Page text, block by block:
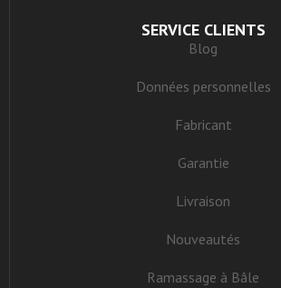
SERVICE CLIENTS
Blog
Données personnelles
Fabricant
Garantie
Livraison
Nouveautés
Ramassage à Bâle